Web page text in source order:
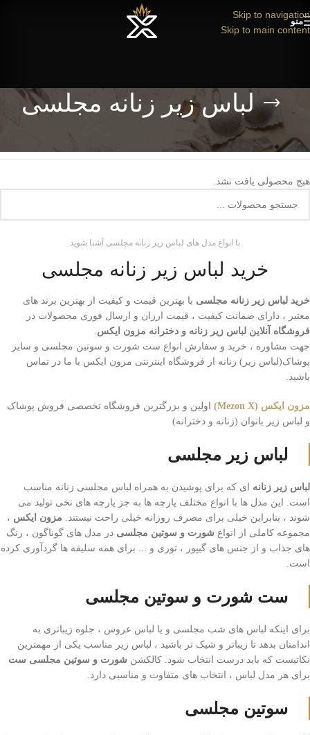
Skip to navigation
Skip to main content
منو
لباس زیر زنانه مجلسی
خانه/محصولات برچسب خورده “لباس زیر زنانه مجلسی”
هیچ محصولی یافت نشد.
با انواع مدل های لباس زیر زنانه مجلسی آشنا شوید
خرید لباس زیر زنانه مجلسی
خرید لباس زیر زنانه مجلسی با بهترین قیمت و کیفیت از بهترین برند های
معتبر ، دارای ضمانت کیفیت ، قیمت ارزان و ارسال فوری محصولات در
فروشگاه آنلاین لباس زیر زنانه و دخترانه مزون ایکس.
جهت مشاوره ، خرید و سفارش انواع ست شورت و سوتین مجلسی و سایر
پوشاک(لباس زیر) زنانه از فروشگاه اینترنتی مزون ایکس با ما در تماس
باشید.
مزون ایکس (Mezon X)
اولین و بزرگترین فروشگاه تخصصی فروش پوشاک
و لباس زیر بانوان (زنانه و دخترانه)
لباس زیر مجلسی
لباس زیر زنانه ای که برای پوشیدن به همراه لباس مجلسی زنانه مناسب
است. این مدل ها با انواع مختلف پارچه ها به جز پارچه های نخی تولید می
شوند ، بنابراین خیلی برای مصرف روزانه خیلی راحت نیستند. مزون ایکس ،
مجموعه کاملی از انواع شورت و سوتین مجلسی در مدل های گوناگون ، رنگ
های جذاب و از جنس های گیپور ، توری و ... برای همه سلیقه ها گردآوری کرده
است.
ست شورت و سوتین مجلسی
برای اینکه لباس های شب مجلسی و یا لباس عروس ، جلوه زیباتری به
اندامتان بدهد تا زیباتر و شیک تر باشید ، لباس زیر مناسب یکی از مهمترین
نکاتیست که باید درست انتخاب شود. کالکشن شورت و سوتین مجلسی ست
برای هر مدل لباس ، انتخاب های متفاوت و مناسبی دارد.
سوتین مجلسی